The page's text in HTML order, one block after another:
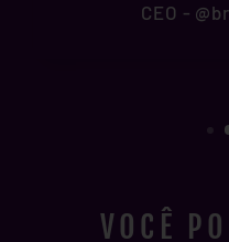
CEO -
VOCÊ